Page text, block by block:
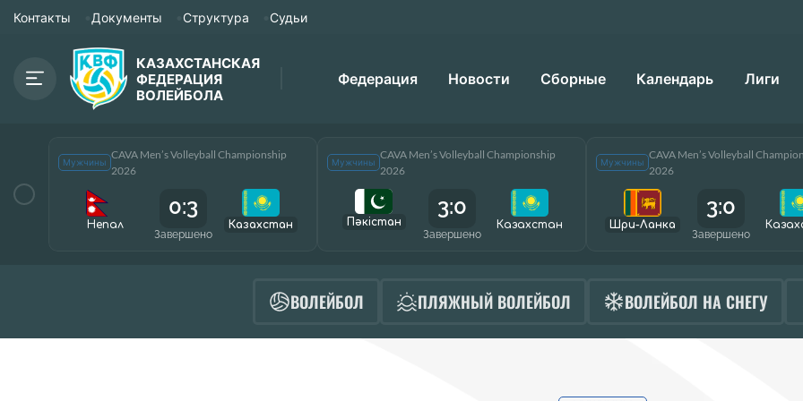
Контакты Документы Структура Судьи
КАЗАХСТАНСКАЯ
ФЕДЕРАЦИЯ
ВОЛЕЙБОЛА
Федерация Новости Сборные Календарь Лиги
Мужчины
CAVA Men’s Volleyball Championship
2026
Непал
0:3
Завершено
Казахстан
Мужчины
CAVA Men’s Volleyball Championship
2026
Пәкістан
3:0
Завершено
Казахстан
Мужчины
CAVA Men’s Volleyball
2026
Шри-Ланка
3:0
Завершено
ВОЛЕЙБОЛ ПЛЯЖНЫЙ ВОЛЕЙБОЛ ВОЛЕЙБОЛ НА СНЕГУ